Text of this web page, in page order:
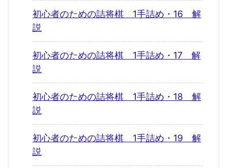
初心者のための詰将棋 1手詰め・16 解
説
初心者のための詰将棋 1手詰め・17 解
説
初心者のための詰将棋 1手詰め・18 解
説
初心者のための詰将棋 1手詰め・19 解
説